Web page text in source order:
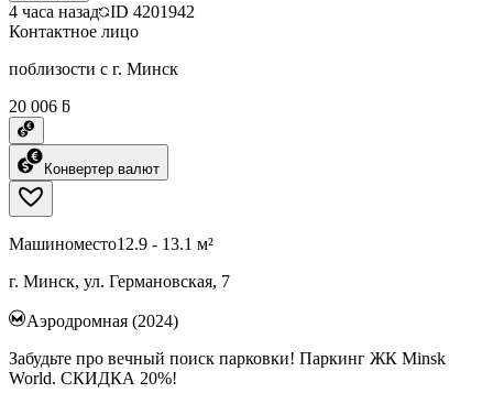
4 часа назад ID 4201942
Контактное лицо
поблизости с г. Минск
20 006 ƃ
Конвертер валют
Машиноместо12.9 - 13.1 м²
г. Минск, ул. Германовская, 7
Аэродромная (2024)
Забудьте про вечный поиск парковки! Паркинг ЖК Minsk
World. СКИДКА 20%!